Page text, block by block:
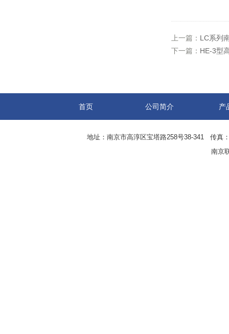
上一篇： LC系列
下一篇： HE-3型
首页 公司简介 产
地址：南京市高淳区宝塔路258号38-341 传真
南京